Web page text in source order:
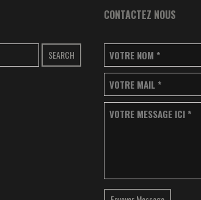
SEARCH
CONTACTEZ NOUS
VOTRE NOM *
VOTRE MAIL *
VOTRE MESSAGE ICI *